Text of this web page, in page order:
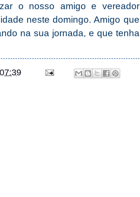
o nosso amigo e vereador
neste domingo. Amigo que
na sua jornada, e que tenha
07:39